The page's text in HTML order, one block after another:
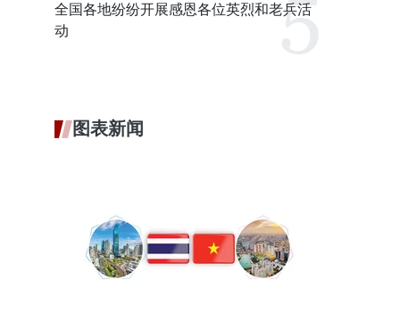
全国各地纷纷开展感恩各位英烈和老兵活
动
图表新闻